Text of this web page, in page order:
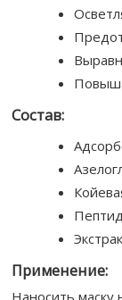
Состав:
Применение:
Наносить